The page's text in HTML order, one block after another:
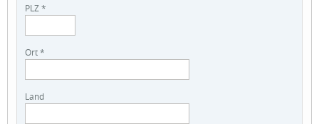
PLZ *
Ort *
Land